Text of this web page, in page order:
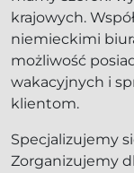
krajowych.
niemieckimi
możliwość
wakacyjnych i
klientom.
Specjalizujemy
Zorganizujemy